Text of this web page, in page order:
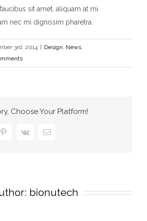
sit amet, aliquam at mi.
nec mi dignissim pharetra.
3rd, 2014 Design, News,
Choose Your Platform!
PinterestVk Email
bionutech